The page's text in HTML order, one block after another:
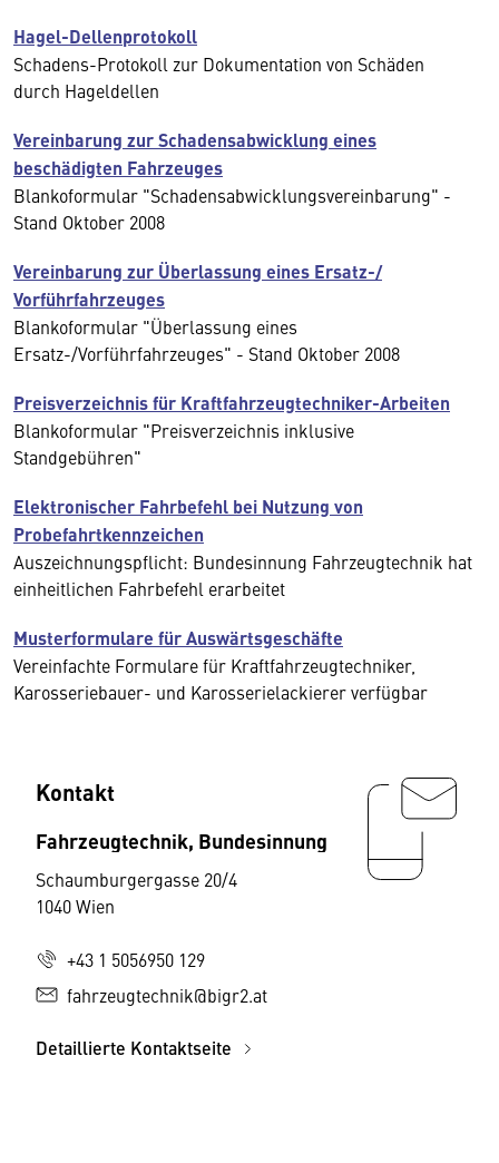
Hagel-Dellenprotokoll
Schadens-Protokoll zur Dokumentation von Schäden
durch Hageldellen
Vereinbarung zur Schadensabwicklung eines
beschädigten Fahrzeuges
Blankoformular "Schadensabwicklungsvereinbarung" -
Stand Oktober 2008
Vereinbarung zur Überlassung eines Ersatz-/
Vorführfahrzeuges
Blankoformular "Überlassung eines
Ersatz-/Vorführfahrzeuges" - Stand Oktober 2008
Preisverzeichnis für Kraftfahrzeugtechniker-Arbeiten
Blankoformular "Preisverzeichnis inklusive
Standgebühren"
Elektronischer Fahrbefehl bei Nutzung von
Probefahrtkennzeichen
Auszeichnungspflicht: Bundesinnung Fahrzeugtechnik hat
einheitlichen Fahrbefehl erarbeitet
Musterformulare für Auswärtsgeschäfte
Vereinfachte Formulare für Kraftfahrzeugtechniker,
Karosseriebauer- und Karosserielackierer verfügbar
Kontakt
Fahrzeugtechnik, Bundesinnung
Schaumburgergasse 20/4
1040 Wien
+43 1 5056950 129
fahrzeugtechnik@bigr2.at
Detaillierte Kontaktseite